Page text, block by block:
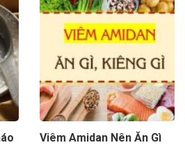
Viêm Amidan Nên Ăn Gì